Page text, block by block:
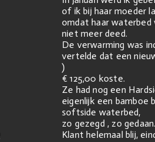
of ik bij haar moeder
omdat haar waterbed
niet meer deed.
De verwarming was
vertelde dat een
)
€ 125,00 koste.
Ze had nog een
eigenlijk een bamboe
softside waterbed,
zo gezegd , zo gedaan.
Klant helemaal blij,